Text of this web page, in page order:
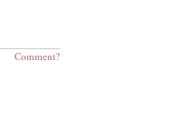
Comment?